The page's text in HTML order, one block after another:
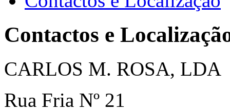
Contactos e
CARLOS M. ROSA, LDA
Rua Fria Nº 21